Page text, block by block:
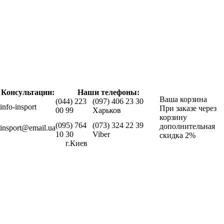
Консультации:
Наши телефоны:
Ваша корзина
При заказе через
корзину
дополнительная
скидка 2%
info-insport
(044) 223
00 99
(097) 406 23 30
Харьков
insport@email.ua(095) 764
10 30
(073) 324 22 39
Viber
г.Киев